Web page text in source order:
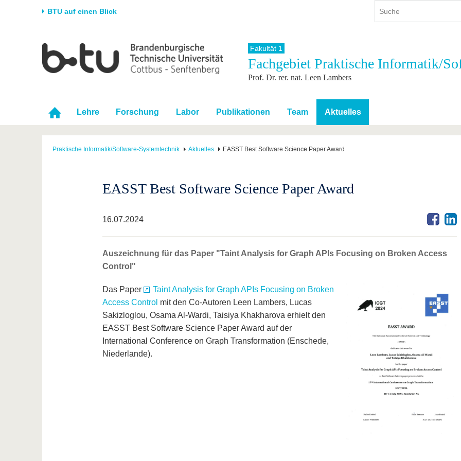
BTU auf einen Blick
Universität
Karriere & Engagement
Partnerschaften &
Strukturwandel
Forschung
Förderung
Wissenschaftlicher
Nachwuchs
Studium
Studienangebot
Im Studium
Nach dem Studium
International
Internationales Profil
Mit der BTU ins Ausland
Für internationale
Studierende
Kontakt
Weiterbildung
Fakultät 1
Fachgebiet Praktische Informatik/
Prof. Dr. rer. nat. Leen Lambers
Lehre Forschung Labor Publikationen Team Aktuelles
Praktische Informatik/Software-Systemtechnik Aktuelles EASST Best Software Science Paper Award
EASST Best Software Science Paper Award
16.07.2024
Auszeichnung für das Paper "Taint Analysis for Graph APIs Focusing on Broken Access
Control"
Das Paper
Taint Analysis for Graph APIs Focusing on Broken
Access Control mit den Co-Autoren Leen Lambers, Lucas
Sakizloglou, Osama Al-Wardi, Taisiya Khakharova erhielt den
EASST Best Software Science Paper Award auf der
International Conference on Graph Transformation (Enschede,
Niederlande).